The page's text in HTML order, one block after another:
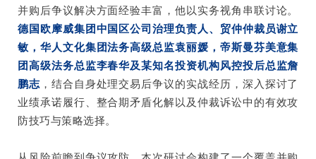
并购后争议解决方面经验丰富，他以实务视角串联讨论。
德国欧摩威集团中国区公司治理负责人、贸仲仲裁员谢立
敏，华人文化集团法务高级总监袁丽媛，帝斯曼芬美意集
团高级法务总监李春华及某知名投资机构风控投后总监詹
鹏志，结合自身处理交易后争议的实战经历，深入探讨了
业绩承诺履行、整合期矛盾化解以及仲裁诉讼中的有效攻
防技巧与策略选择。